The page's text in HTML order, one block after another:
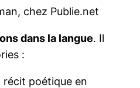
chez Publie.net
dans la langue. Il
:
récit poétique en